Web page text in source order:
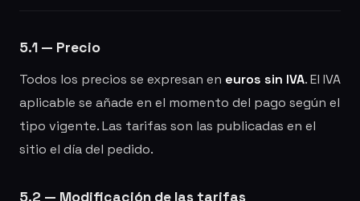
5.1 — Precio
Todos los precios se expresan en euros sin IVA. El IVA
aplicable se añade en el momento del pago según el
tipo vigente. Las tarifas son las publicadas en el
sitio el día del pedido.
5.2 — Modificación de las tarifas